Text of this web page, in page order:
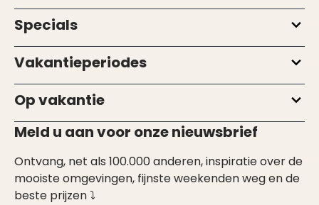
Specials
Vakantieperiodes
Op vakantie
Meld u aan voor onze nieuwsbrief
Ontvang, net als 100.000 anderen, inspiratie over de
mooiste omgevingen, fijnste weekenden weg en de
beste prijzen ⤵